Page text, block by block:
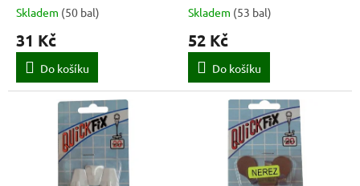
Skladem (50 bal)
31 Kč
Do košíku
Skladem (53 bal)
52 Kč
Do košíku